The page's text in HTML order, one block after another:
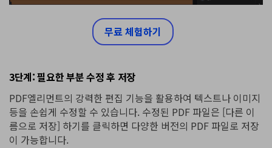
무료 체험하기
3단계: 필요한 부분 수정 후 저장
PDF엘리먼트의 강력한 편집 기능을 활용하여 텍스트나 이미지
등을 손쉽게 수정할 수 있습니다. 수정된 PDF 파일은 [다른 이
름으로 저장] 하기를 클릭하면 다양한 버전의 PDF 파일로 저장
이 가능합니다.